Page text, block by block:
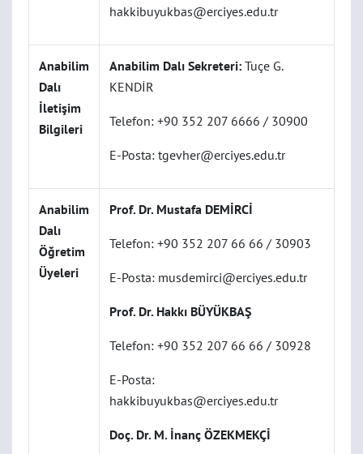
hakkibuyukbas@erciyes.edu.tr
Anabilim
Dalı
İletişim
Bilgileri
Anabilim Dalı Sekreteri: Tuçe G.
KENDİR
Telefon: +90 352 207 6666 / 30900
E-Posta: tgevher@erciyes.edu.tr
Anabilim
Dalı
Öğretim
Üyeleri
Prof. Dr. Mustafa DEMİRCİ
Telefon: +90 352 207 66 66 / 30903
E-Posta: musdemirci@erciyes.edu.tr
Prof. Dr. Hakkı BÜYÜKBAŞ
Telefon: +90 352 207 66 66 / 30928
E-Posta:
hakkibuyukbas@erciyes.edu.tr
Doç. Dr. M. İnanç ÖZEKMEKÇİ